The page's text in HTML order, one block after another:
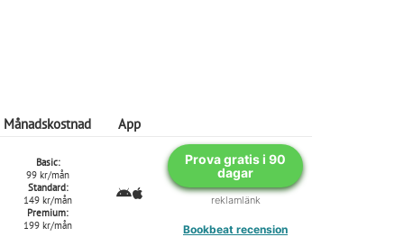
Månadskostnad App
Basic:
99 kr/mån
Standard:
149 kr/mån
Premium:
199 kr/mån
Prova gratis i 90
dagar
reklamlänk
Bookbeat recension